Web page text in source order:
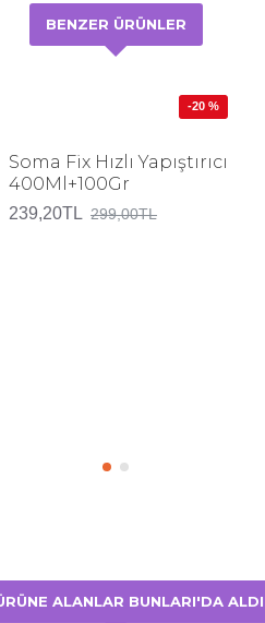
BENZER ÜRÜNLER
-20 %
Soma Fix Hızlı Yapıştırıcı
400Ml+100Gr
239,20TL 299,00TL
ALANLAR BUNLARI'DA ALDI